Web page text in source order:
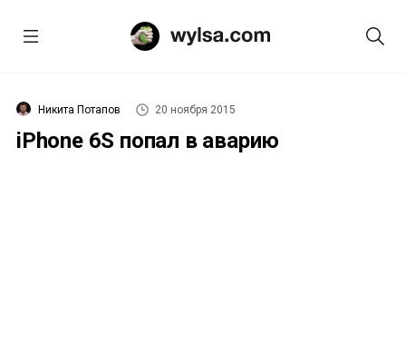
Никита Потапов 20 ноября 2015
iPhone 6S попал в аварию